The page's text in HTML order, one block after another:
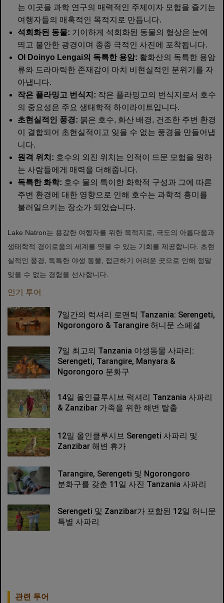
는 이곳을 과학 연구의 매력적인 주제이자 모험을 즐기는
여행자들의 매혹적인 목적지로 만듭니다.
석회화된 동물: 기이하게 석회화된 동물의 형상은 눈에
띄고 불안한 광경이며 종종 극적인 사진에 포착됩니다.
Ol Doinyo Lengai의 독특한 용암: 활화산의 독특한 용암
류와 드라마틱한 존재감이 마치 비현실적인 분위기를 자
아냅니다.
작은 플라밍고 번식지: 작은 플라밍고의 번식지로서 호수
의 중요성은 주요 생태학적 하이라이트입니다.
초현실적인 풍경: 붉은 호수, 화산 배경, 건조한 주변 환경
이 결합되어 초현실적이고 잊을 수 없는 풍경을 만들어냅
니다.
원격 위치: 호수의 외진 위치는 인적이 드문 모험을 원하
는 사람들에게 매력을 더해줍니다.
독특한 화학: 호수 물의 특이한 화학적 구성과 그에 따른
주변 환경에 대한 영향으로 인해 호수는 과학적 흥미를
불러일으키는 장소가 되었습니다.
Lake Natron는 용감한 여행자를 위한 목적지로, 극도의 아름다움과
생태학적 경이로움의 세계를 엿볼 수 있는 기회를 제공합니다. 초현
실적인 풍경, 독특한 야생 동물, 접근하기 어려운 곳으로 인해 정말
잊을 수 없는 경험을 선사합니다.
인기 투어
7일간의 럭셔리 로맨틱 Tanzania: Serengeti,
Ngorongoro & Tarangire 허니문 스페셜
7일 최고의 Tanzania 야생동물 사파리:
Serengeti, Tarangire, Manyara &
Ngorongoro 분화구
14일 올인클루시브 럭셔리 Tanzania 사파리
& Zanzibar 가족을 위한 해변 탈출
12일 올인클루시브 Serengeti 사파리 및
Zanzibar 해변 휴가
Tarangire, Serengeti 및 Ngorongoro
분화구를 갖춘 11일 사진 Tanzania 사파리
Serengeti 및 Zanzibar가 포함된 12일 허니문
특별 사파리
관련 투어